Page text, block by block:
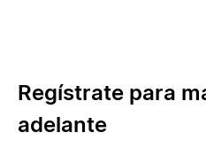
Regístrate para
adelante